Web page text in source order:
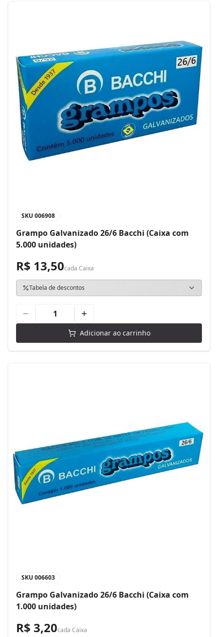
SKU 006908
Grampo Galvanizado 26/6 Bacchi (Caixa com
5.000 unidades)
R$ 13,50cada Caixa
Tabela de descontos
Adicionar ao carrinho
SKU 006603
Grampo Galvanizado 26/6 Bacchi (Caixa com
1.000 unidades)
R$ 3,20cada Caixa